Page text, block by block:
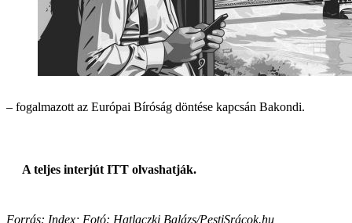
– fogalmazott az Európai Bíróság döntése kapcsán Bakondi.
A teljes interjút ITT olvashatják.
Forrás: Index; Fotó: Hatlaczki Balázs/PestiSrácok.hu